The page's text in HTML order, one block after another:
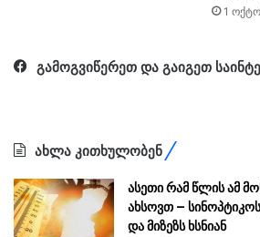
1
გამოგვიწერეთ და გაიგეთ
ახლა კითხულობენ
ასეთი რამ წლის ამ
ახსოვთ –
და მიზეზს ხსნიან